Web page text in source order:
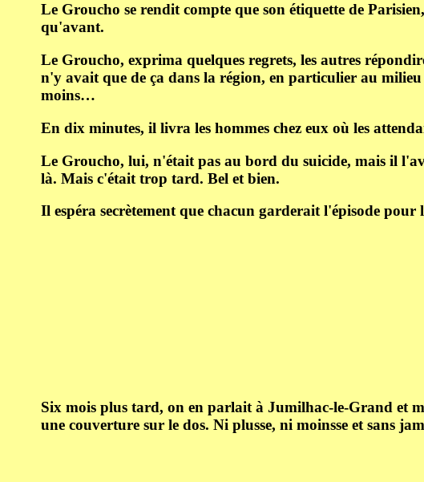
Le Groucho se rendit compte que son étiquette de
qu'avant.
Le Groucho, exprima quelques regrets, les autres
n'y avait que de ça dans la région, en particulier au
moins…
En dix minutes, il livra les hommes chez eux où les
Le Groucho, lui, n'était pas au bord du suicide, mais il
là. Mais c'était trop tard. Bel et bien.
Il espéra secrètement que chacun garderait l'épisode
Six mois plus tard, on en parlait à Jumilhac-le-Grand et
une couverture sur le dos. Ni plusse, ni moinsse et sans